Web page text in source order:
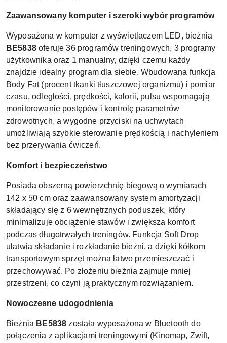
Zaawansowany komputer i szeroki wybór programów
Wyposażona w komputer z wyświetlaczem LED, bieżnia
BE5838oferuje 36 programów treningowych, 3 programy
użytkownika oraz 1 manualny, dzięki czemu każdy
znajdzie idealny program dla siebie. Wbudowana funkcja
Body Fat (procent tkanki tłuszczowej organizmu) i pomiar
czasu, odległości, prędkości, kalorii, pulsu wspomagają
monitorowanie postępów i kontrolę parametrów
zdrowotnych, a wygodne przyciski na uchwytach
umożliwiają szybkie sterowanie prędkością i nachyleniem
bez przerywania ćwiczeń.
Komfort i bezpieczeństwo
Posiada obszerną powierzchnię biegową o wymiarach
142 x 50 cm oraz zaawansowany system amortyzacji
składający się z 6 wewnętrznych poduszek, który
minimalizuje obciążenie stawów i zwiększa komfort
podczas długotrwałych treningów. Funkcja Soft Drop
ułatwia składanie i rozkładanie bieżni, a dzięki kółkom
transportowym sprzęt można łatwo przemieszczać i
przechowywać. Po złożeniu bieżnia zajmuje mniej
przestrzeni, co czyni ją praktycznym rozwiązaniem.
Nowoczesne udogodnienia
Bieżnia BE5838 została wyposażona w Bluetooth do
połączenia z aplikacjami treningowymi (Kinomap, Zwift,